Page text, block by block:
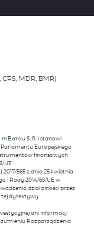
MDR, BMR)
mBanku S.A. i stanowi
Europejskiego
finansowych
UE
565 z dnia 25 kwietnia
i Rady 2014/65/UE w
działalności przez
tej dyrektywy
ani informacji
Rozporządzenia